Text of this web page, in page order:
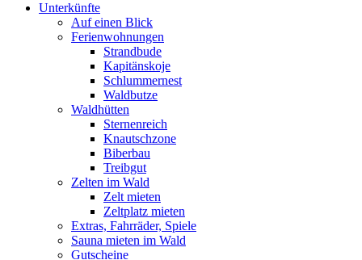
Unterkünfte
Auf einen Blick
Ferienwohnungen
Strandbude
Kapitänskoje
Schlummernest
Waldbutze
Waldhütten
Sternenreich
Knautschzone
Biberbau
Treibgut
Zelten im Wald
Zelt mieten
Zeltplatz mieten
Extras, Fahrräder, Spiele
Sauna mieten im Wald
Gutscheine